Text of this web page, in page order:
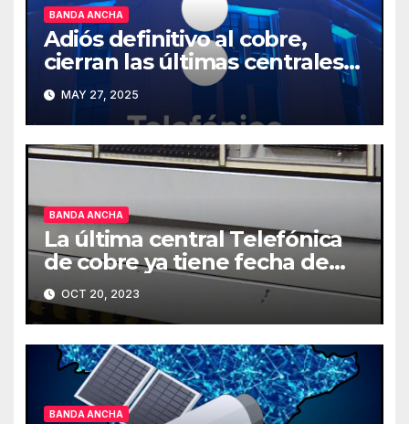
BANDA ANCHA
Adiós definitivo al cobre,
cierran las últimas centrales
en España
MAY 27, 2025
BANDA ANCHA
La última central Telefónica
de cobre ya tiene fecha de
cierre
OCT 20, 2023
BANDA ANCHA